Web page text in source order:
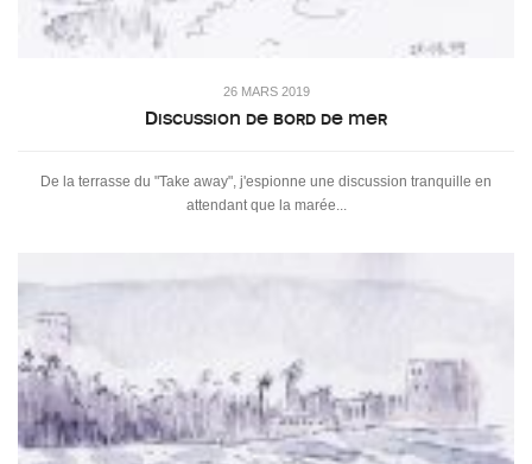
26 MARS 2019
Discussion de bord de mer
De la terrasse du "Take away", j'espionne une discussion tranquille en
attendant que la marée...